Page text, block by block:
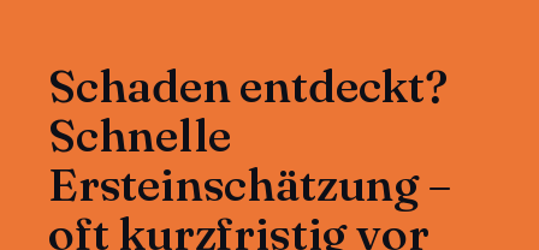
Schaden entdeckt?
Schnelle
Ersteinschätzung –
oft kurzfristig vor